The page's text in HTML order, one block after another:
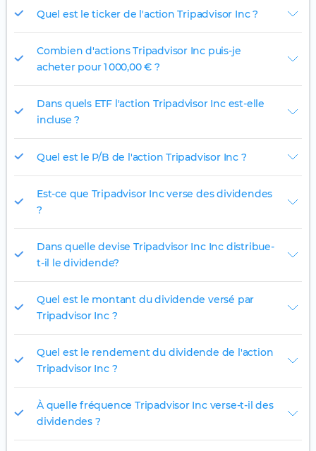
Quel est le ticker de l'action Tripadvisor Inc ?
Combien d'actions Tripadvisor Inc puis-je
acheter pour 1 000,00 € ?
Dans quels ETF l'action Tripadvisor Inc est-elle
incluse ?
Quel est le P/B de l'action Tripadvisor Inc ?
Est-ce que Tripadvisor Inc verse des dividendes
?
Dans quelle devise Tripadvisor Inc Inc distribue-
t-il le dividende?
Quel est le montant du dividende versé par
Tripadvisor Inc ?
Quel est le rendement du dividende de l'action
Tripadvisor Inc ?
À quelle fréquence Tripadvisor Inc verse-t-il des
dividendes ?